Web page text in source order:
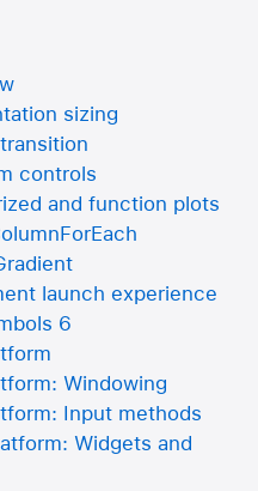
sizing
controls
and function plots
launch experience
6
Windowing
Input methods
Widgets and